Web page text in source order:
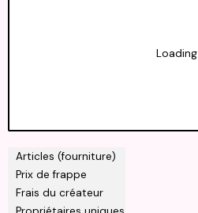
Articles (fourniture)
Prix de frappe
Frais du créateur
Loading